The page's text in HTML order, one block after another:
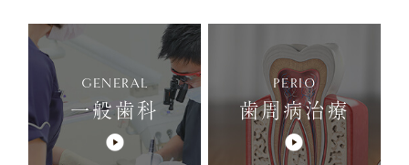
GENERAL
一般歯科
PERIO
歯周病治療